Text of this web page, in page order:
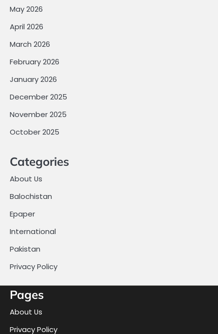
May 2026
April 2026
March 2026
February 2026
January 2026
December 2025
November 2025
October 2025
Categories
About Us
Balochistan
Epaper
International
Pakistan
Privacy Policy
Pages
About Us
Privacy Policy